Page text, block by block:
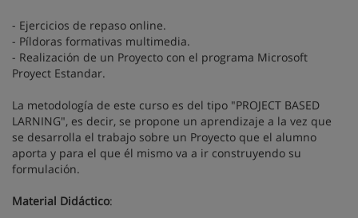
- Ejercicios de repaso online.
- Píldoras formativas multimedia.
- Realización de un Proyecto con el programa Microsoft
Proyect Estandar.
La metodología de este curso es del tipo "PROJECT BASED
LARNING", es decir, se propone un aprendizaje a la vez que
se desarrolla el trabajo sobre un Proyecto que el alumno
aporta y para el que él mismo va a ir construyendo su
formulación.
Material Didáctico: